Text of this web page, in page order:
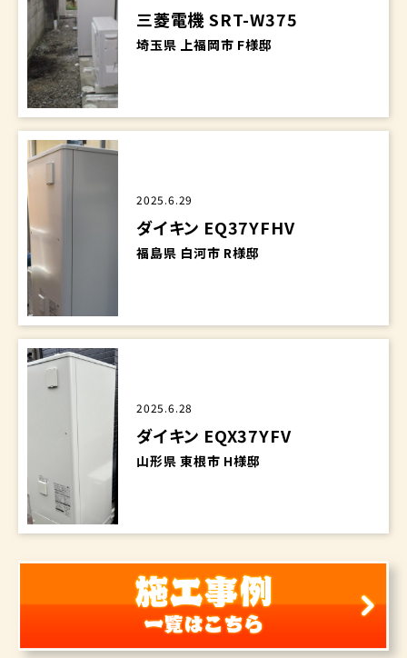
三菱電機 SRT-W375
埼玉県 上福岡市 F様邸
2025.6.29
ダイキン EQ37YFHV
福島県 白河市 R様邸
2025.6.28
ダイキン EQX37YFV
山形県 東根市 H様邸